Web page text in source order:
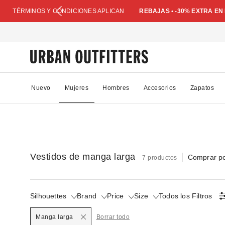
TÉRMINOS Y CONDICIONES APLICAN REBAJAS • -30% EXTRA
Nuevo Mujeres Hombres Accesorios Zapatos
Vestidos de manga larga 7 productos Comprar
Silhouettes Brand Price Size Todos los Filtros
Manga larga Borrar todo